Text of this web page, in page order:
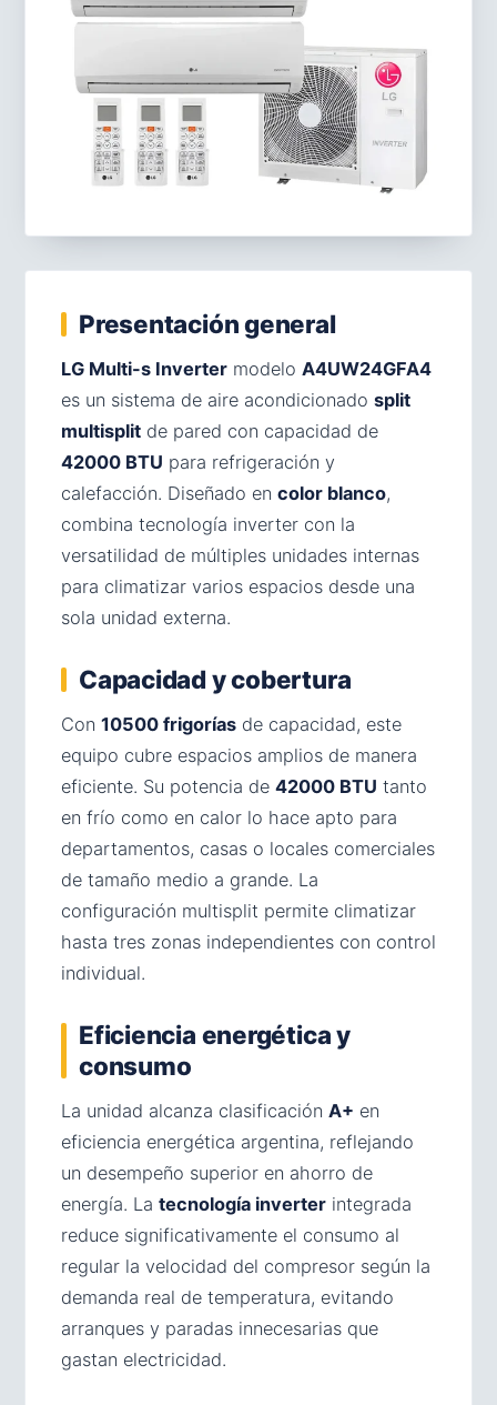
Presentación general
LG Multi-s Inverter modelo A4UW24GFA4
es un sistema de aire acondicionado split
multisplit de pared con capacidad de
42000 BTU para refrigeración y
calefacción. Diseñado en color blanco,
combina tecnología inverter con la
versatilidad de múltiples unidades internas
para climatizar varios espacios desde una
sola unidad externa.
Capacidad y cobertura
Con 10500 frigorías de capacidad, este
equipo cubre espacios amplios de manera
eficiente. Su potencia de 42000 BTU tanto
en frío como en calor lo hace apto para
departamentos, casas o locales comerciales
de tamaño medio a grande. La
configuración multisplit permite climatizar
hasta tres zonas independientes con control
individual.
Eficiencia energética y
consumo
La unidad alcanza clasificación A+ en
eficiencia energética argentina, reflejando
un desempeño superior en ahorro de
energía. La tecnología inverter integrada
reduce significativamente el consumo al
regular la velocidad del compresor según la
demanda real de temperatura, evitando
arranques y paradas innecesarias que
gastan electricidad.